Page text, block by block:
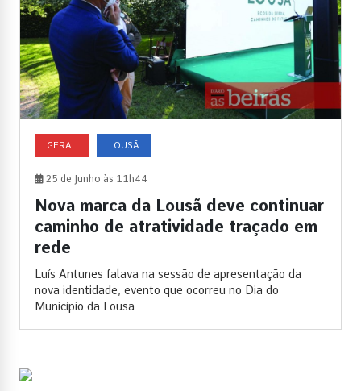
GERAL LOUSÃ
25 de Junho às 11h44
Nova marca da Lousã deve continuar
caminho de atratividade traçado em
rede
Luís Antunes falava na sessão de apresentação da
nova identidade, evento que ocorreu no Dia do
Município da Lousã